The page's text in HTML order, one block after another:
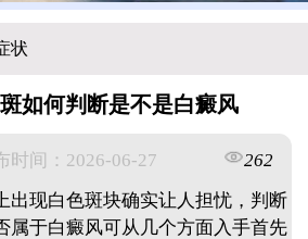
状
如何判断是不是白癜风
时间：2026-06-27
262
出现白色斑块确实让人担忧，判断
属于白癜风可从几个方面入手首先